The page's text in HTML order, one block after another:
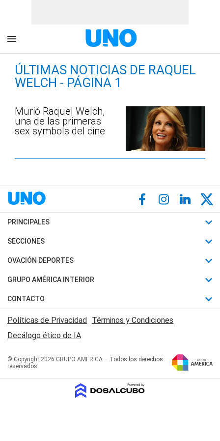
ÚLTIMAS NOTICIAS DE RAQUEL
WELCH - PÁGINA 1
Murió Raquel Welch,
una de las primeras
sex symbols del cine
PRINCIPALES
Últimas Noticias
Política
Judiciales
Economia
SECCIONES
Horóscopo
Motores
Trucos caseros
Series y Películas
Edictos y Solicitadas
OVACIÓN DEPORTES
Fútbol
Mundial
Automovilismo
Rugby
Básquet
GRUPO AMÉRICA INTERIOR
Canal 7 en Vivo
San Juan 8
CONTACTO
Acerca de Nosotros
Contactanos
Políticas de Privacidad
Términos y Condiciones
Decálogo ético de IA
© Copyright 2026 GRUPO AMERICA – Todos los derechos
reservados